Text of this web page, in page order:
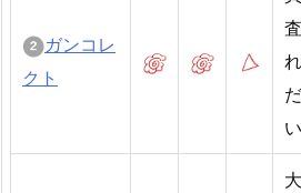
ガンコレ
クト